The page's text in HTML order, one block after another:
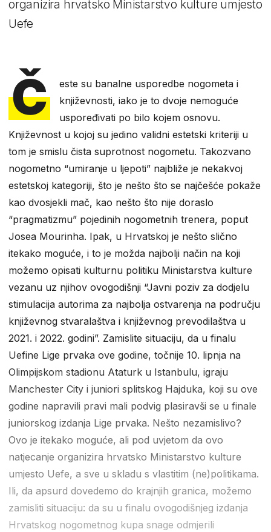
organizira hrvatsko Ministarstvo kulture umjesto
Uefe
Č
este su banalne usporedbe nogometa i
književnosti, iako je to dvoje nemoguće
uspoređivati po bilo kojem osnovu.
Književnost u kojoj su jedino validni estetski kriteriji u
tom je smislu čista suprotnost nogometu. Takozvano
nogometno “umiranje u ljepoti” najbliže je nekakvoj
estetskoj kategoriji, što je nešto što se najčešće pokaže
kao dvosjekli mač, kao nešto što nije doraslo
“pragmatizmu” pojedinih nogometnih trenera, poput
Josea Mourinha. Ipak, u Hrvatskoj je nešto slično
itekako moguće, i to je možda najbolji način na koji
možemo opisati kulturnu politiku Ministarstva kulture
vezanu uz njihov ovogodišnji “Javni poziv za dodjelu
stimulacija autorima za najbolja ostvarenja na području
književnog stvaralaštva i književnog prevodilaštva u
2021. i 2022. godini”. Zamislite situaciju, da u finalu
Uefine Lige prvaka ove godine, točnije 10. lipnja na
Olimpijskom stadionu Ataturk u Istanbulu, igraju
Manchester City i juniori splitskog Hajduka, koji su ove
godine napravili pravi mali podvig plasiravši se u finale
juniorskog izdanja Lige prvaka. Nešto nezamislivo?
Ovo je itekako moguće, ali pod uvjetom da ovo
natjecanje organizira hrvatsko Ministarstvo kulture
umjesto Uefe, a sve u skladu s vlastitim (ne)politikama.
Ili, da apsurd dovedemo do krajnjih granica, možemo
zamisliti situaciju: da su u finalu ovogodišnjeg izdanja
Hrvatskog nogometnog kupa snage odmjerili